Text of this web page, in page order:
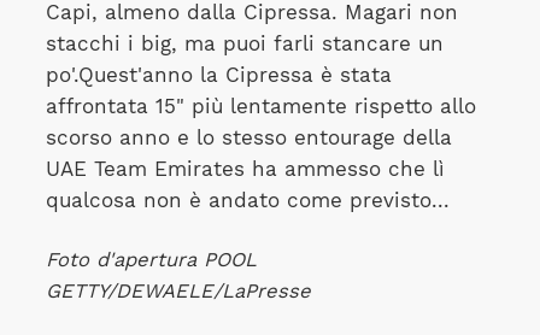
Capi, almeno dalla Cipressa. Magari non
stacchi i big, ma puoi farli stancare un
po'.Quest'anno la Cipressa è stata
affrontata 15" più lentamente rispetto allo
scorso anno e lo stesso entourage della
UAE Team Emirates ha ammesso che lì
qualcosa non è andato come previsto...
Foto d'apertura POOL
GETTY/DEWAELE/LaPresse